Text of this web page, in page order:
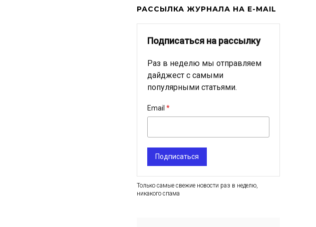
РАССЫЛКА ЖУРНАЛА НА E-MAIL
Подписаться на рассылку
Раз в неделю мы отправляем
дайджест с самыми
популярными статьями.
Email
Подписаться
Только самые свежие новости раз в неделю,
никакого спама